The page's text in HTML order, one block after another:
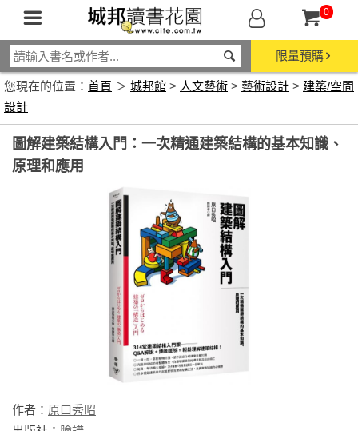
0
限量預購
您現在的位置： 首頁 ＞ 城邦館 > 人文藝術 > 藝術設計 > 建築/空間
設計
圖解建築結構入門：一次精通建築結構的基本知識、
原理和應用
作者： 原口秀昭